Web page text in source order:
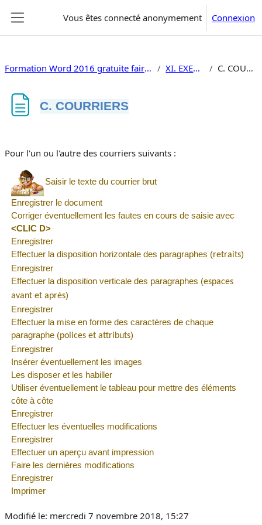
Vous êtes connecté anonymement Connexion
Formation Word 2016 gratuite faire un document XI. EXERCICES C. COURRIERS
C. COURRIERS
Pour l'un ou l'autre des courriers suivants :
Saisir le texte du courrier brut
Enregistrer le document
Corriger éventuellement les fautes en cours de saisie avec
<CLIC D>
Enregistrer
Effectuer la disposition horizontale des paragraphes (retraits)
Enregistrer
Effectuer la disposition verticale des paragraphes (espaces
avant et après)
Enregistrer
Effectuer la mise en forme des caractères de chaque
paragraphe (polices et attributs)
Enregistrer
Insérer éventuellement les images
Les disposer et les habiller
Utiliser éventuellement le tableau pour mettre des éléments
côte à côte
Enregistrer
Effectuer les éventuelles modifications
Enregistrer
Effectuer un aperçu avant impression
Faire les dernières modifications
Enregistrer
Imprimer
Modifié le: mercredi 7 novembre 2018, 15:27